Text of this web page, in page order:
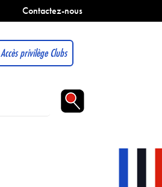
Contactez-nous
Accès privilège Clubs